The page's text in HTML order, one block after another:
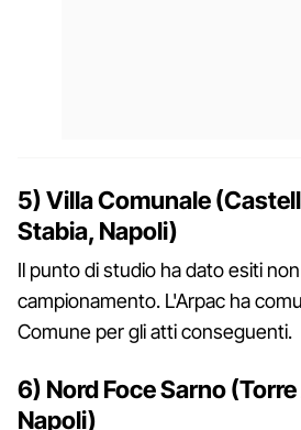
5) Villa Comunale
Stabia, Napoli)
Il punto di studio ha dato esiti
campionamento. L'Arpac ha
Comune per gli atti conseguenti.
6) Nord Foce Sarno
Napoli)